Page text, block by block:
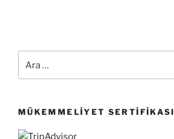
MÜKEMMELIYET SERTIFIKASI